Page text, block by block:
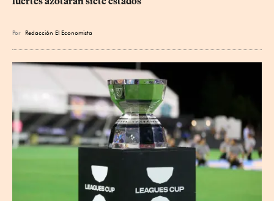
Por Redacción El Economista